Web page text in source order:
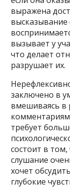
выражена
высказывание
вызывает у
что делает
разрушает их.
заключено в
вмешиваясь в
требует
состоит в
слушание
хочет
глубокие